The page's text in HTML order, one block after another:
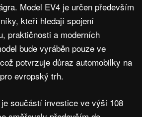
Model EV4 je určen především
kteří hledají spojení
praktičnosti a moderních
bude vyráběn pouze ve
potvrzuje důraz automobilky na
evropský trh.
součástí investice ve výši 108